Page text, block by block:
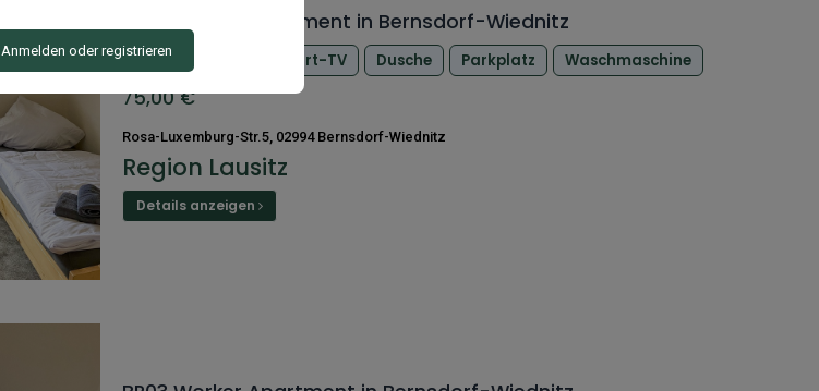
BR01 Worker Apartment in Bernsdorf-Wiednitz
Küche Smart-TV Dusche Parkplatz Waschmaschine
75,00€
Rosa-Luxemburg-Str.5, 02994 Bernsdorf-Wiednitz
Region Lausitz
Details anzeigen
Anmelden oder registrieren